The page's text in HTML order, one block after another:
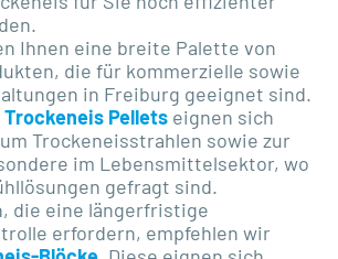
Ihnen eine breite Palette von
die für kommerzielle sowie
in Freiburg geeignet sind.
Trockeneis Pellets eignen sich
Trockeneisstrahlen sowie zur
im Lebensmittelsektor, wo
gefragt sind.
die eine längerfristige
erfordern, empfehlen wir